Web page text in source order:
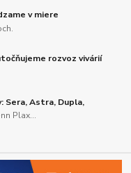
v miere
rozvoz vivárií
Sera, Astra, Dupla,
Plax...